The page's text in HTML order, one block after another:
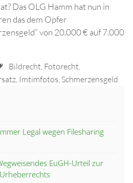
Das OLG Hamm hat nun in
das dem Opfer
von 20.000 € auf 7.000
Bildrecht, Fotorecht,
, Imtimfotos, Schmerzensgeld
Legal wegen Filesharing
EuGH-Urteil zur